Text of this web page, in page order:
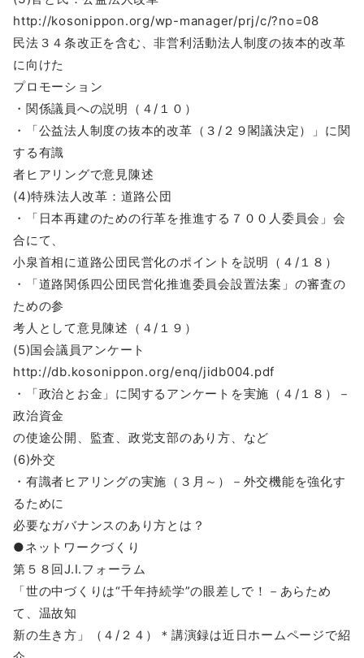
http://kosonippon.org/wp-manager/prj/c/?no=08
民法３４条改正を含む、非営利活動法人制度の抜本的改革
に向けた
プロモーション
・関係議員への説明（４/１０）
・「公益法人制度の抜本的改革（３/２９閣議決定）」に関
する有識
者ヒアリングで意見陳述
(4)特殊法人改革：道路公団
・「日本再建のための行革を推進する７００人委員会」会
合にて、
小泉首相に道路公団民営化のポイントを説明（４/１８）
・「道路関係四公団民営化推進委員会設置法案」の審査の
ための参
考人として意見陳述（４/１９）
(5)国会議員アンケート
http://db.kosonippon.org/enq/jidb004.pdf
・「政治とお金」に関するアンケートを実施（４/１８）－
政治資金
の使途公開、監査、政党支部のあり方、など
(6)外交
・有識者ヒアリングの実施（３月～）－外交機能を強化す
るために
必要なガバナンスのあり方とは？
●ネットワークづくり
第５８回J.I.フォーラム
「世の中づくりは“千年持続学”の眼差しで！－あらため
て、温故知
新の生き方」（４/２４）＊講演録は近日ホームページで紹